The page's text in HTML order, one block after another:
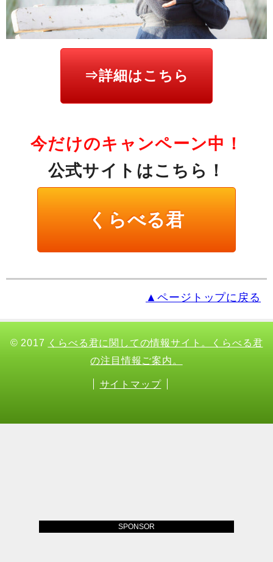
⇒詳細はこちら
今だけのキャンペーン中！
公式サイトはこちら！
くらべる君
▲ページトップに戻る
© 2017 くらべる君に関しての情報サイト。くらべる君
の注目情報ご案内。
サイトマップ
SPONSOR